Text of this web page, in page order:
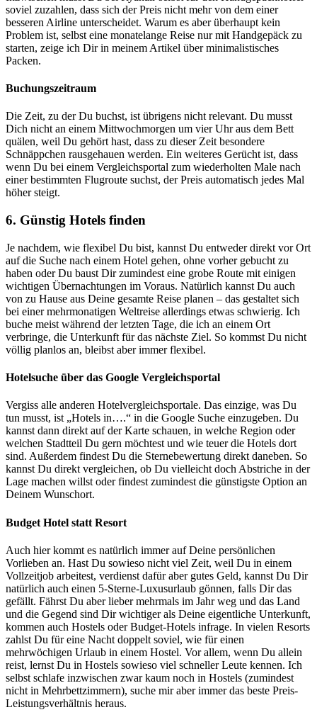
soviel zuzahlen, dass sich der Preis nicht mehr von dem einer
besseren Airline unterscheidet. Warum es aber überhaupt kein
Problem ist, selbst eine monatelange Reise nur mit Handgepäck zu
starten, zeige ich Dir in meinem Artikel über minimalistisches
Packen.
Buchungszeitraum
Die Zeit, zu der Du buchst, ist übrigens nicht relevant. Du musst
Dich nicht an einem Mittwochmorgen um vier Uhr aus dem Bett
quälen, weil Du gehört hast, dass zu dieser Zeit besondere
Schnäppchen rausgehauen werden. Ein weiteres Gerücht ist, dass
wenn Du bei einem Vergleichsportal zum wiederholten Male nach
einer bestimmten Flugroute suchst, der Preis automatisch jedes Mal
höher steigt.
6. Günstig Hotels finden
Je nachdem, wie flexibel Du bist, kannst Du entweder direkt vor Ort
auf die Suche nach einem Hotel gehen, ohne vorher gebucht zu
haben oder Du baust Dir zumindest eine grobe Route mit einigen
wichtigen Übernachtungen im Voraus. Natürlich kannst Du auch
von zu Hause aus Deine gesamte Reise planen – das gestaltet sich
bei einer mehrmonatigen Weltreise allerdings etwas schwierig. Ich
buche meist während der letzten Tage, die ich an einem Ort
verbringe, die Unterkunft für das nächste Ziel. So kommst Du nicht
völlig planlos an, bleibst aber immer flexibel.
Hotelsuche über das Google Vergleichsportal
Vergiss alle anderen Hotelvergleichsportale. Das einzige, was Du
tun musst, ist „Hotels in….“ in die Google Suche einzugeben. Du
kannst dann direkt auf der Karte schauen, in welche Region oder
welchen Stadtteil Du gern möchtest und wie teuer die Hotels dort
sind. Außerdem findest Du die Sternebewertung direkt daneben. So
kannst Du direkt vergleichen, ob Du vielleicht doch Abstriche in der
Lage machen willst oder findest zumindest die günstigste Option an
Deinem Wunschort.
Budget Hotel statt Resort
Auch hier kommt es natürlich immer auf Deine persönlichen
Vorlieben an. Hast Du sowieso nicht viel Zeit, weil Du in einem
Vollzeitjob arbeitest, verdienst dafür aber gutes Geld, kannst Du Dir
natürlich auch einen 5-Sterne-Luxusurlaub gönnen, falls Dir das
gefällt. Fährst Du aber lieber mehrmals im Jahr weg und das Land
und die Gegend sind Dir wichtiger als Deine eigentliche Unterkunft,
kommen auch Hostels oder Budget-Hotels infrage. In vielen Resorts
zahlst Du für eine Nacht doppelt soviel, wie für einen
mehrwöchigen Urlaub in einem Hostel. Vor allem, wenn Du allein
reist, lernst Du in Hostels sowieso viel schneller Leute kennen. Ich
selbst schlafe inzwischen zwar kaum noch in Hostels (zumindest
nicht in Mehrbettzimmern), suche mir aber immer das beste Preis-
Leistungsverhältnis heraus.